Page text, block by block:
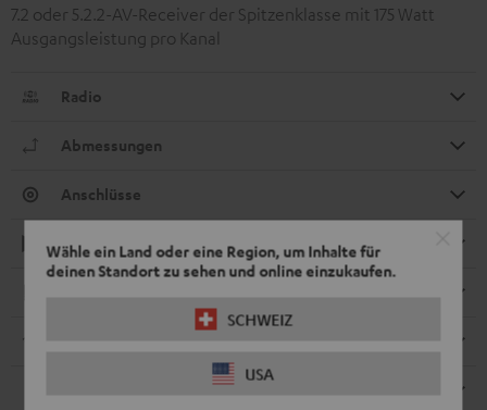
Wähle ein Land oder eine Region, um Inhalte für
deinen Standort zu sehen und online einzukaufen.
SCHWEIZ
USA
7.2 oder 5.2.2-AV-Receiver der Spitzenklasse mit 175 Watt
Ausgangsleistung pro Kanal
Radio
Abmessungen
Anschlüsse
Wiedergabe